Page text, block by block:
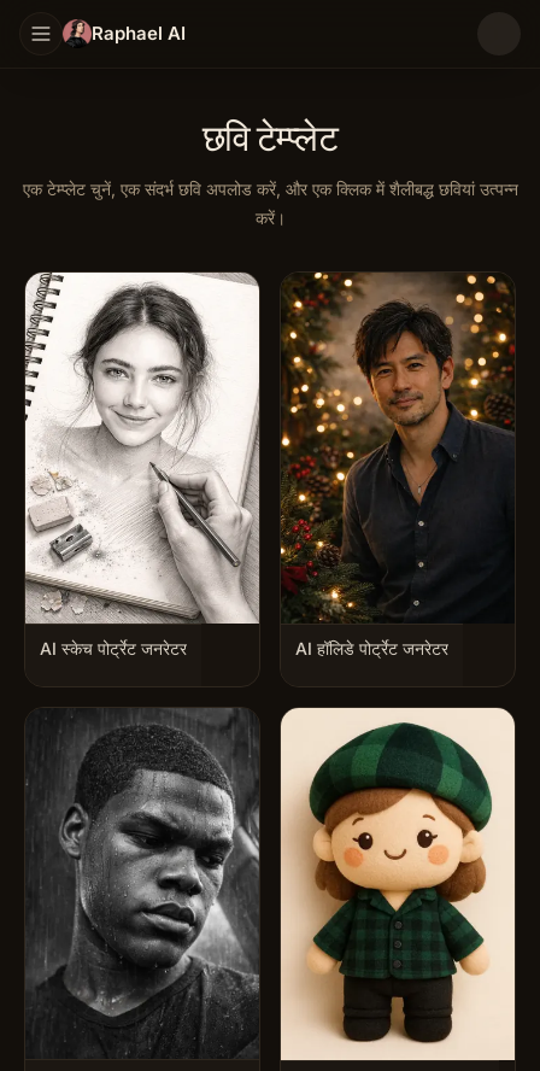
Raphael AI
छवि टेम्प्लेट
एक टेम्प्लेट चुनें, एक संदर्भ छवि अपलोड करें, और एक क्लिक में शैलीबद्ध छवियां उत्पन्न
करें।
AI स्केच पोर्ट्रेट जनरेटर AI हॉलिडे पोर्ट्रेट जनरेटर